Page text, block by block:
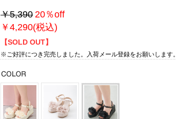
￥5,390 20％off
￥4,290(税込)
【SOLD OUT】
※ご好評につき完売しました。 入荷メール登録をお願いします。